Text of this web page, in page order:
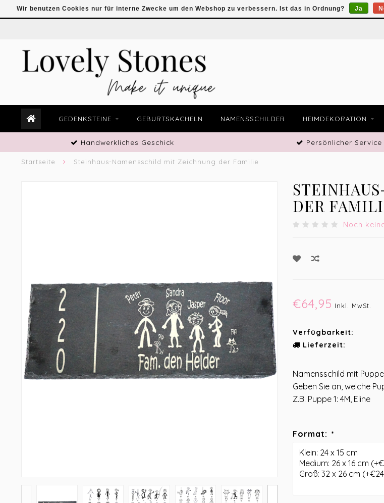
GEDENKSTEINE GEBURTSKACHELN NAMENSSCHILDER HEIMDEKORATION
Handwerkliches Geschick Persönlicher Service
Startseite Steinhaus-Namensschild mit Zeichnung der Familie
DER
Noch
€64,95 Inkl. MwSt.
Verfügbarkeit:
Lieferzeit:
Namensschild mit
Geben Sie an, welche
Z.B. Puppe 1: 4M, Eline
Format: *
Wir benutzen Cookies nur für interne Zwecke um den Webshop zu verbessern. Ist das in Ordnung? Ja